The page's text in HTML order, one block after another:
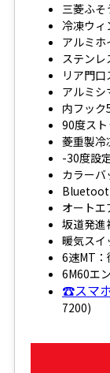
三菱ふそ
冷凍ウィ
アルミ
ステンレ
リア門
アルミ
内フック
90度ス
菱重製冷
-30度設
カラーバ
オートエ
坂道発進
暖気スイ
6速MT：
6M60エ
☎スマ
7200)